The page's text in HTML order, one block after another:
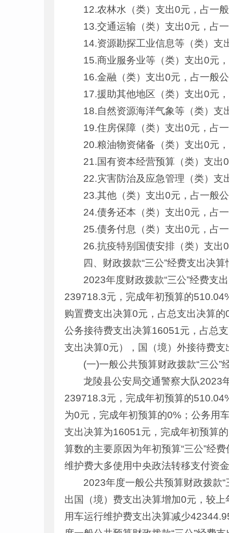
12.农林水（类）支出0元，占一
13.交通运输（类）支出0元，占
14.资源勘探工业信息等（类）支
15.商业服务业等（类）支出0元
16.金融（类）支出0元，占一般
17.援助其他地区（类）支出0元
18.自然资源海洋气象等（类）支
19.住房保障（类）支出0元，占
20.粮油物资储备（类）支出0元
21.国有资本经营预算（类）支出
22.灾害防治及应急管理（类）支
23.其他（类）支出0元，占一般
24.债务还本（类）支出0元，占
25.债务付息（类）支出0元，占
26.抗疫特别国债安排（类）支出
四、财政拨款“三公”经费支出决
2023年度财政拨款“三公”经费支
239718.3元，完成年初预算的
购置费支出决算0元，占总支出决算
公务接待费支出决算16051元，占总
支出决算0元），国（境）外接待费
(一)一般公共预算财政拨款“三公”
龙陵县公安局交通警察大队2023
239718.3元，完成年初预算的
为0元，完成年初预算的0%；公务用
支出决算为16051元，完成年初预算
算数的主要原因为年初预算“三公”经
维护费大多使用中央政法转移支付资
2023年度一般公共预算财政拨款
出国（境）费支出决算增加0元，较
用车运行维护费支出决算减少